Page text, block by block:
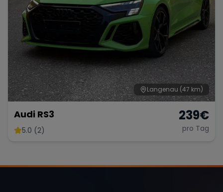
Langenau (47 km)
Audi RS3
5.0 (2)
239€
pro Tag